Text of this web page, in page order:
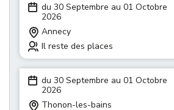
du 30 Septembre au 01 Octobre
2026
Annecy
Il reste des places
du 30 Septembre au 01 Octobre
2026
Thonon-les-bains